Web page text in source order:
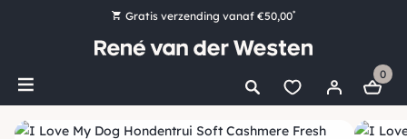
Gratis verzending vanaf €50,00*
Bestel nu, betaal later met Klarna
Ruim 16.000 artikelen op voorraad
0